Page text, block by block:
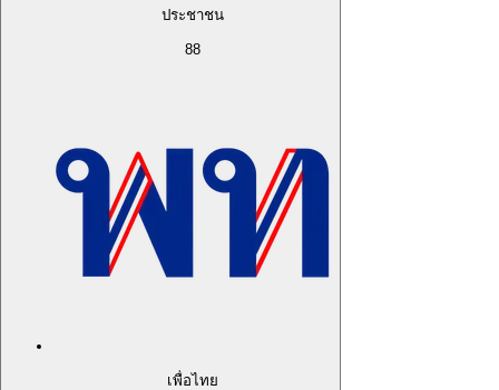
ประชาชน
88
เพื่อไทย